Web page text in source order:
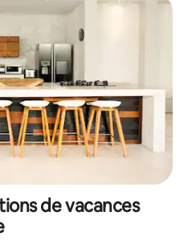
de vacances